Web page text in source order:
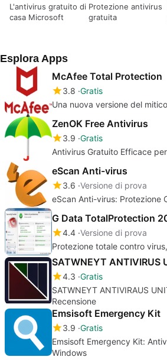
L'antivirus gratuito di
casa Microsoft
Protezione antivirus
gratuita
Esplora Apps
McAfee Total Protection
3.8 Gratis
Una nuova versione del
ZenOK Free Antivirus
3.9 Gratis
Antivirus Gratuito Efficace
eScan Anti-virus
3.6 Versione di prova
eScan Anti-virus: Protezione
G Data TotalProtection
4.4 Versione di prova
Protezione totale contro
SATWNEYT ANTIVIRUS
4.3 Gratis
SATWNEYT ANTIVIRAUS
Recensione
Emsisoft Emergency Kit
3.9 Gratis
Emsisoft Emergency Kit:
Windows